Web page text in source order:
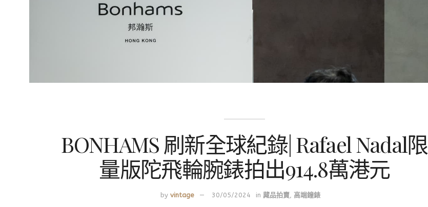
BONHAMS 刷新全球紀錄| Rafael Nadal限
量版陀飛輪腕錶拍出914.8萬港元
by vintage 30/05/2024 in 藏品拍賣, 高端鐘錶